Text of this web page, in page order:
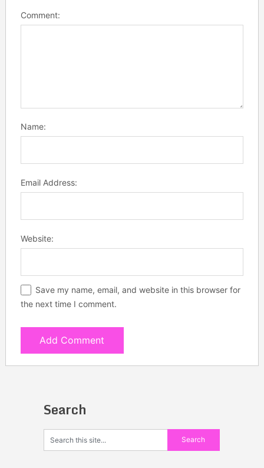
Comment:
Name:
Email Address:
Website:
Save my name, email, and website in this browser for
the next time I comment.
Search